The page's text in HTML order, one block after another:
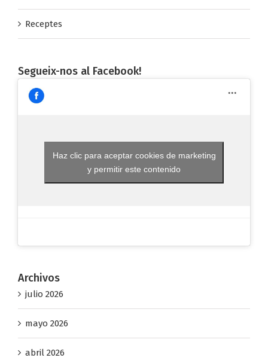
Receptes
Segueix-nos al Facebook!
Haz clic para aceptar cookies de marketing
y permitir este contenido
Archivos
julio 2026
mayo 2026
abril 2026